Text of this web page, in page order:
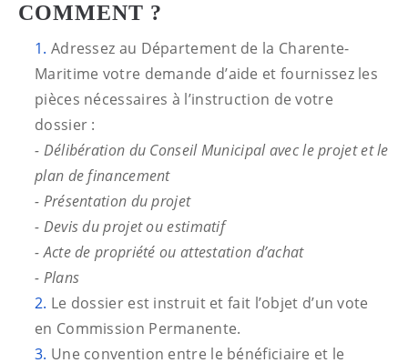
COMMENT ?
Adressez au Département de la Charente-
Maritime votre demande d’aide et fournissez les
pièces nécessaires à l’instruction de votre
dossier :
- Délibération du Conseil Municipal avec le projet et le
plan de financement
- Présentation du projet
- Devis du projet ou estimatif
- Acte de propriété ou attestation d’achat
- Plans
Le dossier est instruit et fait l’objet d’un vote
en Commission Permanente.
Une convention entre le bénéficiaire et le